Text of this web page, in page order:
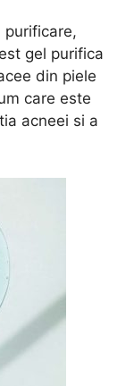
gel purifica
din piele
care este
acneei si a